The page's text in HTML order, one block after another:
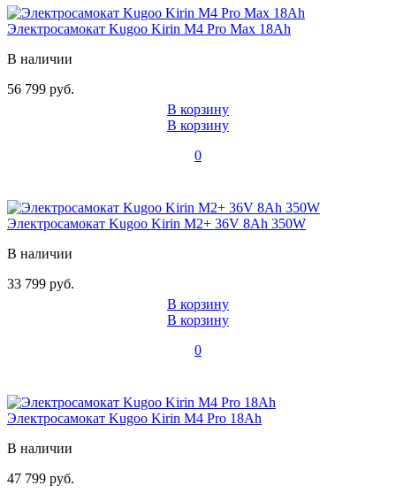
Электросамокат Kugoo Kirin M4 Pro Max 18Ah
В наличии
56 799 руб.
В корзину
В корзину
0
Электросамокат Kugoo Kirin M2+ 36V 8Ah 350W
В наличии
33 799 руб.
В корзину
В корзину
0
Электросамокат Kugoo Kirin M4 Pro 18Ah
В наличии
47 799 руб.